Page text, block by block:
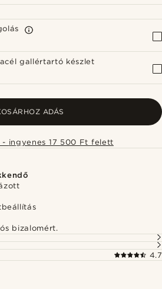
gallértartó készlet
ADÁS
Szállítási költség 1395 Ft - ingyenes 17 500 Ft felett
bizalomért.
4.7